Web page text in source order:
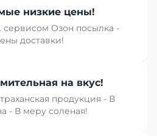
низкие цены!
сервисом Озон посылка -
доставки!
на вкус!
продукция - В
- В меру соленая!